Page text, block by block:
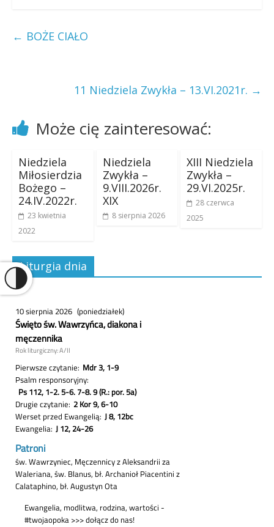
← BOŻE CIAŁO
11 Niedziela Zwykła – 13.VI.2021r. →
Może cię zainteresować:
Niedziela
Miłosierdzia
Bożego –
24.IV.2022r.
23 kwietnia
2022
Niedziela
Zwykła –
9.VIII.2026r.
XIX
8 sierpnia 2026
XIII Niedziela
Zwykła –
29.VI.2025r.
28 czerwca
2025
Liturgia dnia